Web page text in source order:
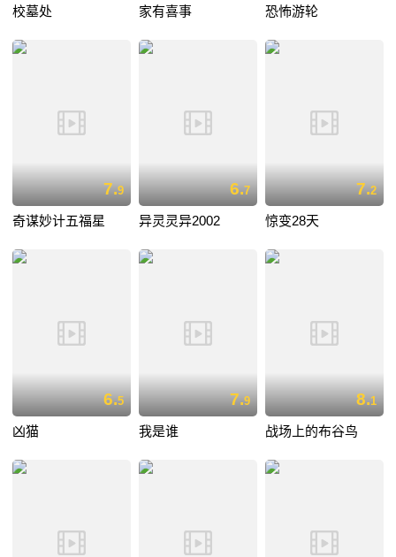
校墓处 家有喜事 恐怖游轮
7.9
奇谋妙计五福星
6.7
异灵灵异2002
7.2
惊变28天
6.5
凶猫
7.9
我是谁
8.1
战场上的布谷鸟